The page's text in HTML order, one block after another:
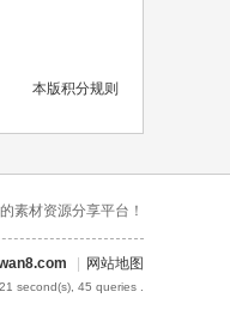
本版积分规则
素材资源分享平台！
网站地图
second(s), 45 queries .